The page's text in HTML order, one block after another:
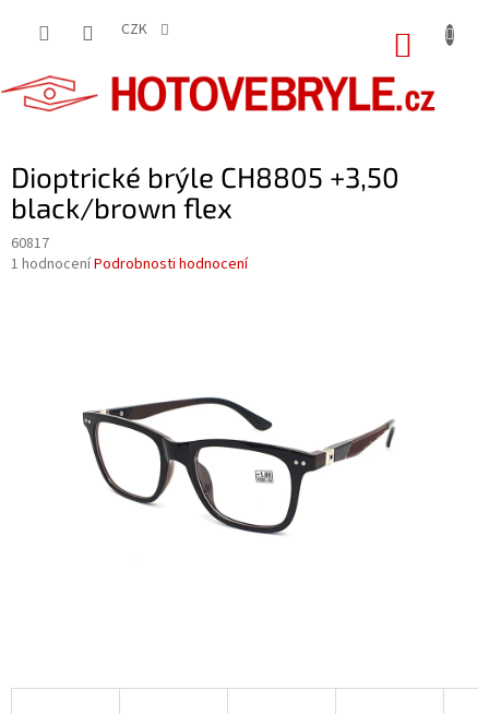
CZK
Dioptrické brýle CH8805 +3,50
black/brown flex
60817
Průměrné
1 hodnoceníPodrobnosti hodnocení